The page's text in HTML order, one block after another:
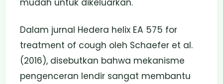
Dalam jurnal Hedera helix EA 575 for
treatment of cough oleh Schaefer et al.
(2016), disebutkan bahwa mekanisme
pengenceran lendir sangat membantu